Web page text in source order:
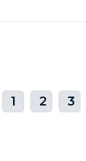
1 2 3